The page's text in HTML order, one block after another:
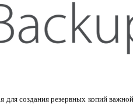
для создания резервных копий